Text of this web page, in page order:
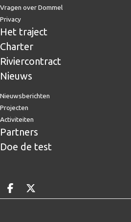
Vragen over Dommel
Privacy
Het traject
Charter
Riviercontract
Nieuws
Nieuwsberichten
Projecten
Activiteiten
Partners
Doe de test
Deel op facebook
Deel op X